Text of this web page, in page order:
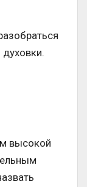
высокой